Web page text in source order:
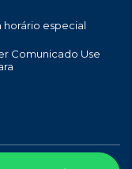
horário especial
Comunicado Use